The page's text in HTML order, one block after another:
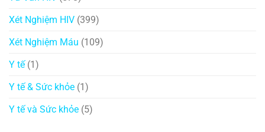
Xét Nghiệm HIV (399)
Xét Nghiệm Máu (109)
Y tế(1)
Y tế & Sức khỏe (1)
Y tế và Sức khỏe (5)